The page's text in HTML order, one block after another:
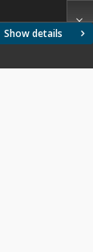
Show details